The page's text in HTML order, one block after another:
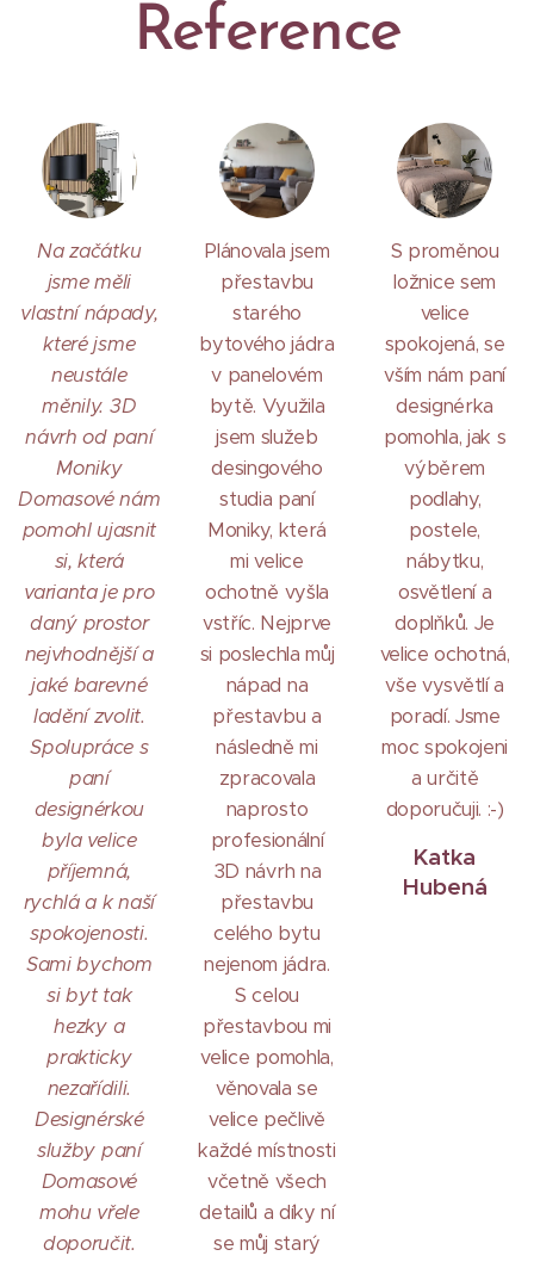
Reference
Na začátku
jsme měli
vlastní nápady,
které jsme
neustále
měnily. 3D
návrh od paní
Moniky
Domasové nám
pomohl ujasnit
si, která
varianta je pro
daný prostor
nejvhodnější a
jaké barevné
ladění zvolit.
Spolupráce s
paní
designérkou
byla velice
příjemná,
rychlá a k naší
spokojenosti.
Sami bychom
si byt tak
hezky a
prakticky
nezařídili.
Designérské
služby paní
Domasové
mohu vřele
doporučit.
Plánovala jsem
přestavbu
starého
bytového jádra
v panelovém
bytě. Využila
jsem služeb
desingového
studia paní
Moniky, která
mi velice
ochotně vyšla
vstříc. Nejprve
si poslechla můj
nápad na
přestavbu a
následně mi
zpracovala
naprosto
profesionální
3D návrh na
přestavbu
celého bytu
nejenom jádra.
S celou
přestavbou mi
velice pomohla,
věnovala se
velice pečlivě
každé místnosti
včetně všech
detailů a díky ní
se můj starý
S proměnou
ložnice sem
velice
spokojená, se
vším nám paní
designérka
pomohla, jak s
výběrem
podlahy,
postele,
nábytku,
osvětlení a
doplňků. Je
velice ochotná,
vše vysvětlí a
poradí. Jsme
moc spokojeni
a určitě
doporučuji. :-)
Katka
Hubená